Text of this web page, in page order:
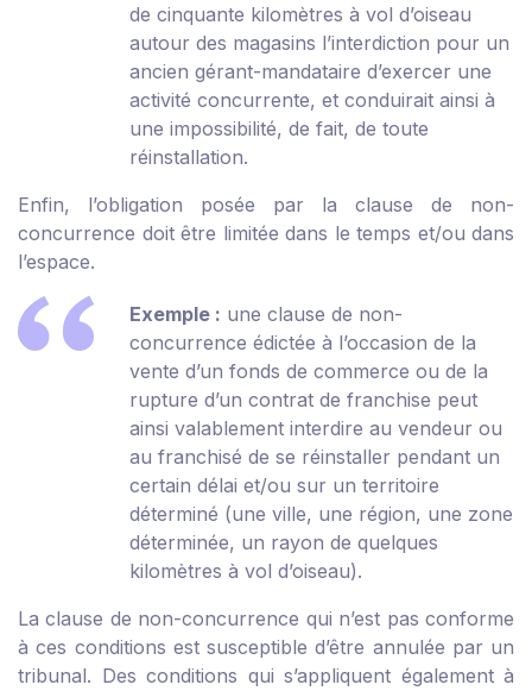
de cinquante kilomètres à vol d’oiseau
autour des magasins l’interdiction pour un
ancien gérant-mandataire d’exercer une
activité concurrente, et conduirait ainsi à
une impossibilité, de fait, de toute
réinstallation.
Enfin, l’obligation posée par la clause de non-
concurrence doit être limitée dans le temps et/ou dans
l’espace.
Exemple : une clause de non-
concurrence édictée à l’occasion de la
vente d’un fonds de commerce ou de la
rupture d’un contrat de franchise peut
ainsi valablement interdire au vendeur ou
au franchisé de se réinstaller pendant un
certain délai et/ou sur un territoire
déterminé (une ville, une région, une zone
déterminée, un rayon de quelques
kilomètres à vol d’oiseau).
La clause de non-concurrence qui n’est pas conforme
à ces conditions est susceptible d’être annulée par un
tribunal. Des conditions qui s’appliquent également à